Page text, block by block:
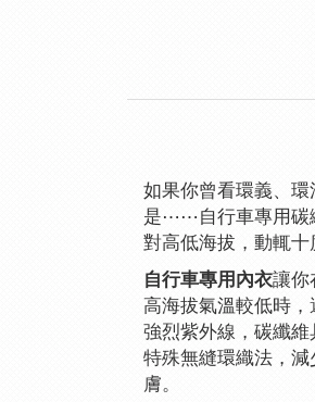
如果你曾看環義、
是⋯⋯自行車專用碳
對高低海拔，動輒十
自行車專用內衣讓你
高海拔氣溫較低時
強烈紫外線，碳纖維
特殊無縫環織法，
膚。